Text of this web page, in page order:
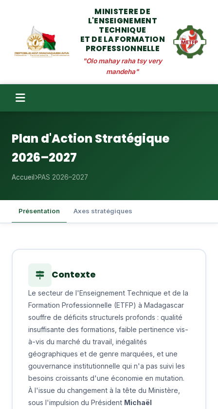
MINISTERE DE
L'ENSEIGNEMENT
TECHNIQUE
ET DE LA FORMATION
PROFESSIONNELLE
"Olo mahay raha tsy very
mandeha"
Plan d'Action Stratégique
2026–2027
Accueil PAS 2026–2027
Présentation Axes stratégiques
Contexte
Le secteur de l'Enseignement Technique et de la
Formation Professionnelle (ETFP) à Madagascar
souffre de déficits structurels profonds : qualité
insuffisante des formations, faible pertinence vis-
à-vis du marché du travail, inégalités
géographiques et de genre marquées, et une
gouvernance institutionnelle qui n'a pas suivi les
besoins croissants d'une économie en mutation.
À l'issue du changement à la tête du Ministère,
sous l'impulsion du Président Michaël